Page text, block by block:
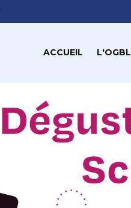
ACCUEIL L'OGBL